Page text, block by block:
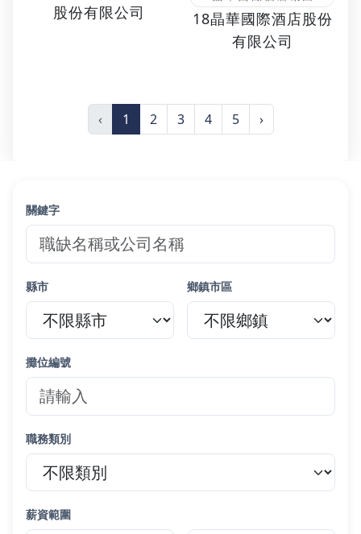
股份有限公司
18晶華國際酒店股份
有限公司
‹ 1 2 3 4 5 ›
關鍵字
縣市 鄉鎮市區
攤位編號
職務類別
薪資範圍